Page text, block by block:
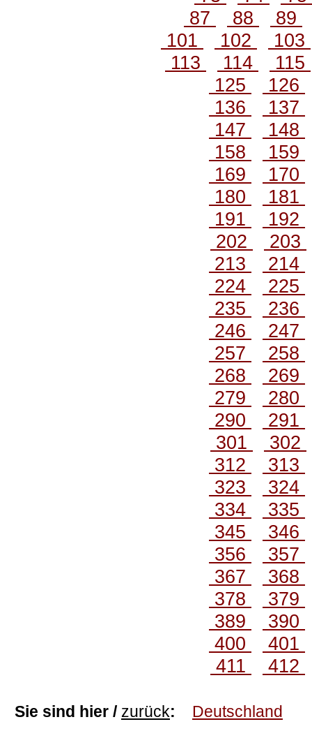
87
88
89
101
102
103
113
114
115
125
126
136
137
147
148
158
159
169
170
180
181
191
192
202
203
213
214
224
225
235
236
246
247
257
258
268
269
279
280
290
291
301
302
312
313
323
324
334
335
345
346
356
357
367
368
378
379
389
390
400
401
411
412
Sie sind hier / zurück: Deutschland